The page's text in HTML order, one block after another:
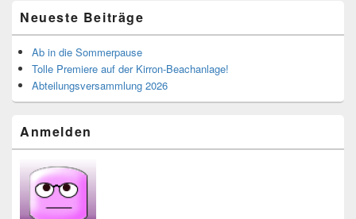
Neueste Beiträge
Ab in die Sommerpause
Tolle Premiere auf der Kirron-Beachanlage!
Abteilungsversammlung 2026
Anmelden